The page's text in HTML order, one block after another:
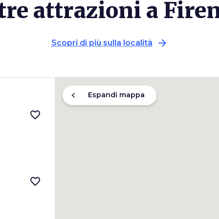
attrazioni a
Scopri di più sulla località arrow_forward
favorite_border
favorite_border
chevron_left Espandi mappa